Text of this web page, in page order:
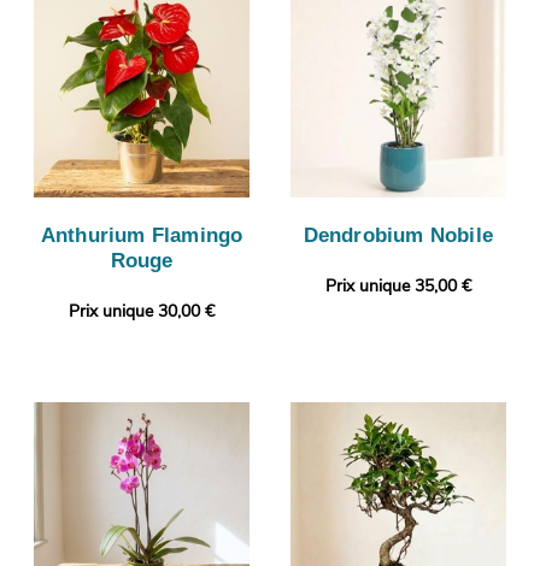
Anthurium Flamingo
Rouge
Prix unique 30,00 €
Dendrobium Nobile
Prix unique 35,00 €